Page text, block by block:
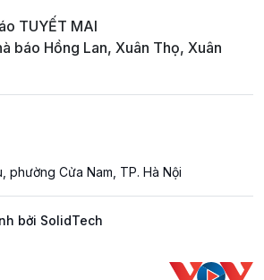
TUYẾT MAI
báo Hồng Lan, Xuân Thọ, Xuân
phường Cửa Nam, TP. Hà Nội
bởi SolidTech